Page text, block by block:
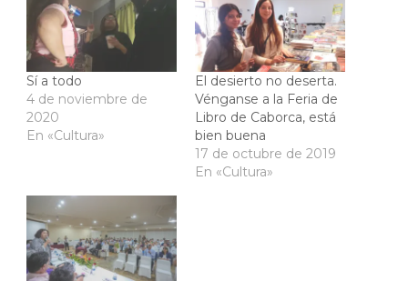
Sí a todo
4 de noviembre de
2020
En «Cultura»
El desierto no deserta.
Vénganse a la Feria de
Libro de Caborca, está
bien buena
17 de octubre de 2019
En «Cultura»